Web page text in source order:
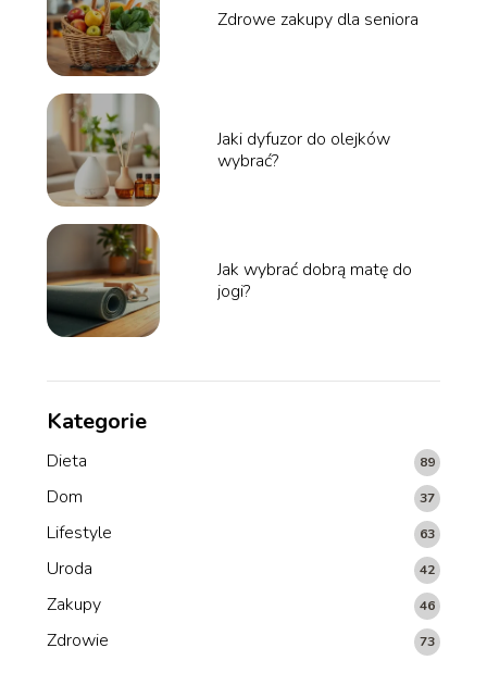
Zdrowe zakupy dla seniora
Jaki dyfuzor do olejków
wybrać?
Jak wybrać dobrą matę do
jogi?
Kategorie
Dieta 89
Dom 37
Lifestyle 63
Uroda 42
Zakupy 46
Zdrowie 73